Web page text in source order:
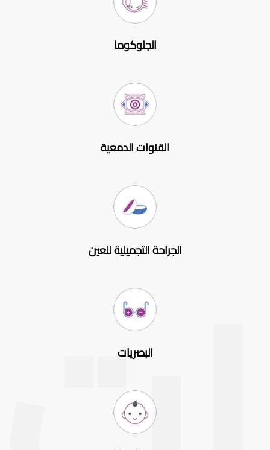
الجلوكوما
القنوات الدمعية
الجراحة التجميلية للعين
البصريات